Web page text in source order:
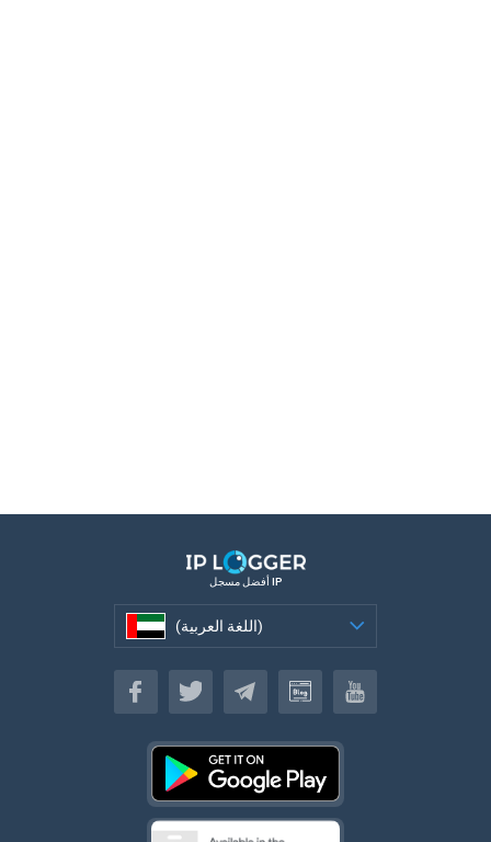
أفضل مسجل IP
(اللغة العربية)
(اللغة العربية)